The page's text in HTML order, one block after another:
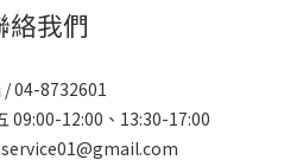
絡我們
/ 04-8732601
09:00-12:00、13:30-17:00